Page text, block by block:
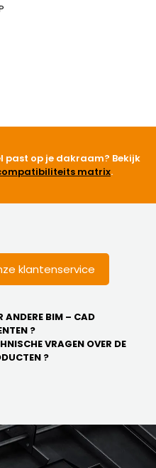
past op je dakraam? Bekijk
matrix.
klantenservice
ANDERE BIM – CAD
?
VRAGEN OVER DE
?